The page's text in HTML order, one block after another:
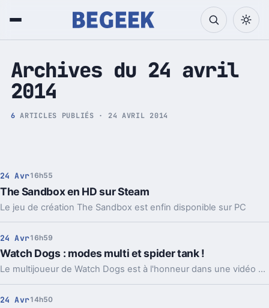
Tech et Pop culture
Archives du 24 avril
2014
6 ARTICLES PUBLIÉS · 24 AVRIL 2014
24 Avr16h55
The Sandbox en HD sur Steam
Le jeu de création The Sandbox est enfin disponible sur PC
24 Avr16h59
Watch Dogs : modes multi et spider tank !
Le multijoueur de Watch Dogs est à l'honneur dans une vidéo détaillant 3 modes de jeu
24 Avr14h50